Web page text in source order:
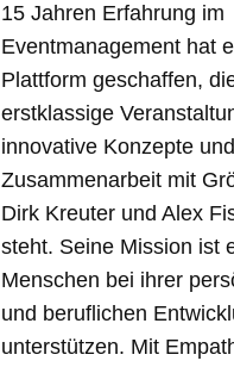
15 Jahren Erfahrung im
Eventmanagement hat
Plattform geschaffen,
erstklassige
innovative Konzepte und
Zusammenarbeit mit
Dirk Kreuter und Alex
steht. Seine Mission ist
Menschen bei ihrer
und beruflichen
unterstützen. Mit